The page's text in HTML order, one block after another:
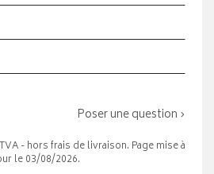
Poser une question ›
- hors frais de livraison. Page mise à
le 03/08/2026.